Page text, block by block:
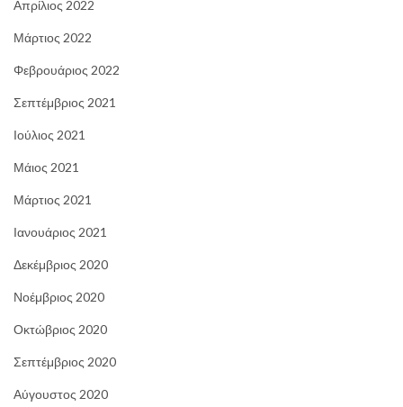
Απρίλιος 2022
Μάρτιος 2022
Φεβρουάριος 2022
Σεπτέμβριος 2021
Ιούλιος 2021
Μάιος 2021
Μάρτιος 2021
Ιανουάριος 2021
Δεκέμβριος 2020
Νοέμβριος 2020
Οκτώβριος 2020
Σεπτέμβριος 2020
Αύγουστος 2020